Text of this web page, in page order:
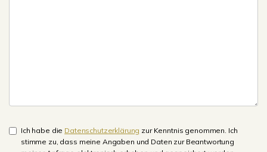
Ich habe die Datenschutzerklärung zur Kenntnis genommen. Ich
stimme zu, dass meine Angaben und Daten zur Beantwortung